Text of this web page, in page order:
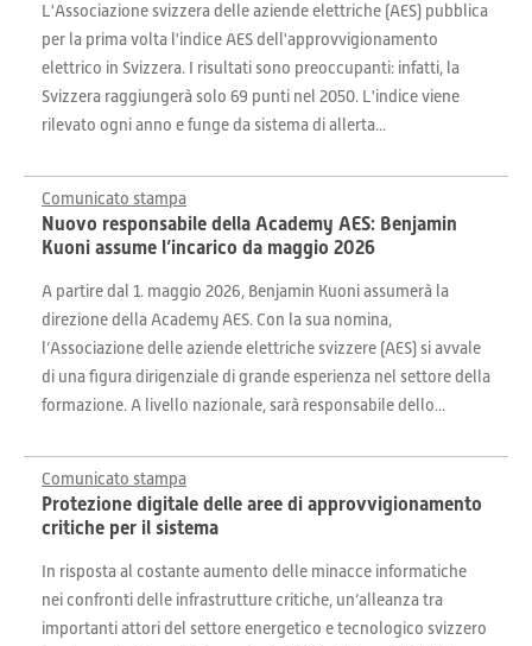
L'Associazione svizzera delle aziende elettriche (AES) pubblica
per la prima volta l'indice AES dell'approvvigionamento
elettrico in Svizzera. I risultati sono preoccupanti: infatti, la
Svizzera raggiungerà solo 69 punti nel 2050. L'indice viene
rilevato ogni anno e funge da sistema di allerta...
Comunicato stampa
Nuovo responsabile della Academy AES: Benjamin
Kuoni assume l’incarico da maggio 2026
A partire dal 1. maggio 2026, Benjamin Kuoni assumerà la
direzione della Academy AES. Con la sua nomina,
l’Associazione delle aziende elettriche svizzere (AES) si avvale
di una figura dirigenziale di grande esperienza nel settore della
formazione. A livello nazionale, sarà responsabile dello...
Comunicato stampa
Protezione digitale delle aree di approvvigionamento
critiche per il sistema
In risposta al costante aumento delle minacce informatiche
nei confronti delle infrastrutture critiche, un’alleanza tra
importanti attori del settore energetico e tecnologico svizzero